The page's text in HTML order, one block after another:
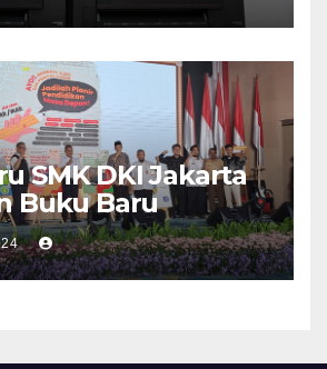
SMK DKI Jakarta
Buku Baru